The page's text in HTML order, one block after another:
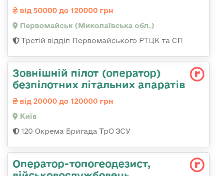
від 50000 до 120000 грн
Первомайськ (Миколаївська обл.)
Третій відділ Первомайського РТЦК та СП
Зовнішній пілот (оператор)
безпілотних літальних апаратів
від 20000 до 120000 грн
Київ
120 Окрема Бригада ТрО ЗСУ
Оператор-топогеодезист,